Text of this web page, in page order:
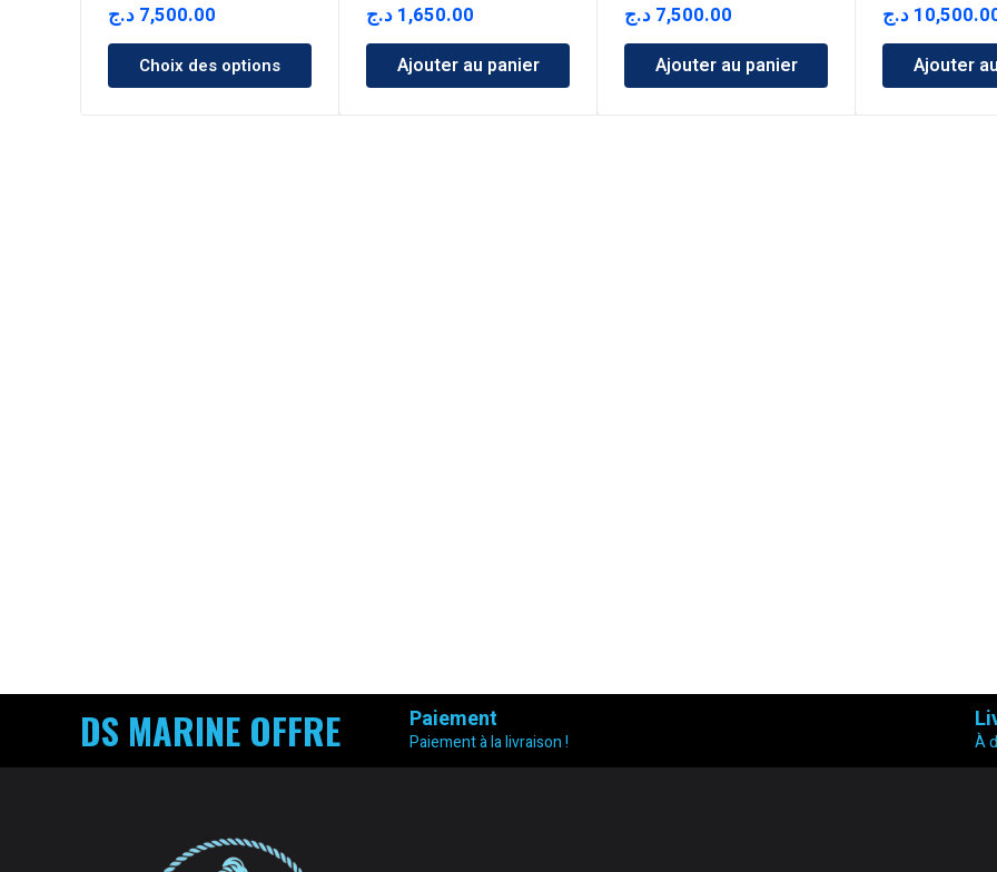
7,500.00 د.ج
Choix des options
1,650.00 د.ج
Ajouter au panier
7,500.00 د.ج
Ajouter au panier
د.ج
Ajouter
DS MARINE OFFRE Paiement
Paiement à la livraison ! À